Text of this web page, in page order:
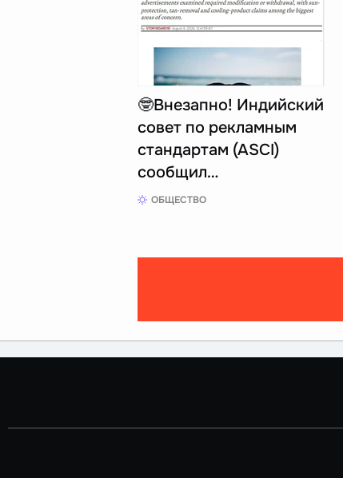
🤓Внезапно! Индийский
совет по рекламным
стандартам (ASCI)
сообщил…
ОБЩЕСТВО